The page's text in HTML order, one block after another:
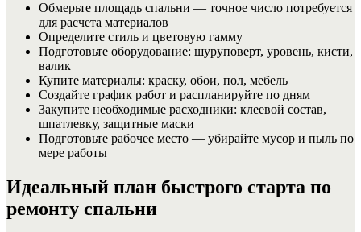
Обмерьте площадь спальни — точное число потребуется
для расчета материалов
Определите стиль и цветовую гамму
Подготовьте оборудование: шуруповерт, уровень, кисти,
валик
Купите материалы: краску, обои, пол, мебель
Создайте график работ и распланируйте по дням
Закупите необходимые расходники: клеевой состав,
шпатлевку, защитные маски
Подготовьте рабочее место — убирайте мусор и пыль по
мере работы
Идеальный план быстрого старта по
ремонту спальни